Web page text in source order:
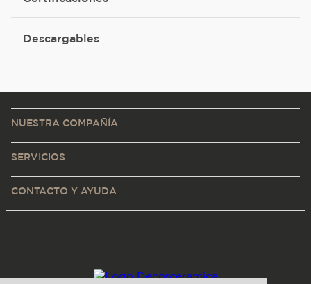
Descargables
NUESTRA COMPAÑÍA
SERVICIOS
CONTACTO Y AYUDA